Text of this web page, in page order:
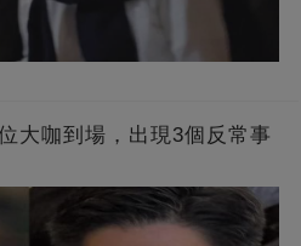
大咖到場，出現3個反常事